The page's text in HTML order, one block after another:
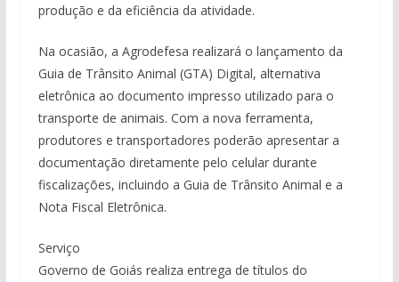
produção e da eficiência da atividade.
Na ocasião, a Agrodefesa realizará o lançamento da
Guia de Trânsito Animal (GTA) Digital, alternativa
eletrônica ao documento impresso utilizado para o
transporte de animais. Com a nova ferramenta,
produtores e transportadores poderão apresentar a
documentação diretamente pelo celular durante
fiscalizações, incluindo a Guia de Trânsito Animal e a
Nota Fiscal Eletrônica.
Serviço
Governo de Goiás realiza entrega de títulos do